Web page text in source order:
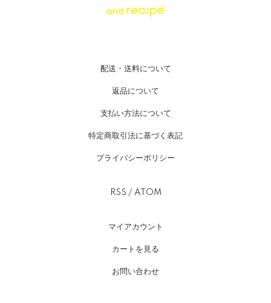
配送・送料について
返品について
支払い方法について
特定商取引法に基づく表記
プライバシーポリシー
RSS / ATOM
マイアカウント
カートを見る
お問い合わせ